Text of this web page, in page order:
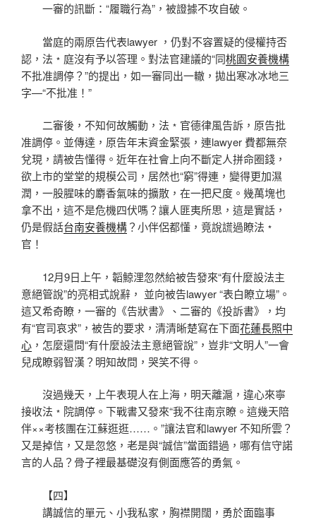
一審的訊斷：“履職行為”，被證據不攻自破。
當庭的兩原告代表lawyer ，仍對不容置疑的侵權持否
認，法﹡庭沒有予以答理。對法官建議的“同桃園安養機構
不批准調停？”的提出，如一審同出一轍，拋出寒冰冰地三
字—“不批准！”
二審後，不知何故觸動，法﹡官德律風告訴，原告批
准調停。並傳達，原告年末資金緊張，連lawyer 費都無奈
兌現，請被告懂得。近年在社會上向不斷定人拼命圈錢，
欲上市的堂堂的規模公司，居然也“窮”得連，變得更加濕
潤，一股腥味的麝香氣味的擴散，在一把尺度。幾萬塊也
拿不出，這不是危機四伏嗎？讓人匪夷所思，這是實話，
仍是假話台南安養機構？小伴侶都懂，竟說謊過瞭法﹡
官！
12月9日上午，韜鯨浬忽然給被告發來“有什麼設法主
意絕管說”的亮相式說辭， 並向被告lawyer “表白瞭立場”。
這又希奇瞭，一審的《告狀書》、二審的《投訴書》，均
有“官司哀求”，被告的要求，清清晰楚寫在下面花蓮長照中
心 ，怎麼還問“有什麼設法主意絕管說”，豈非“文明人”一會
兒成瞭弱智漢？明知故問，哭笑不得。
沒過幾天，上午表現人在上海，明天離滬，違心來寧
接收法﹡院調停。下戰書又發來“我不往南京瞭。這幾天陪
伴××考核團在江蘇逛逛……。”讓法官和lawyer 不知所雲？
又是掉信，又是忽悠，老是與“誠信”當面錯過，哪有信守諾
言的人品？骨子裡最基礎沒有側面應答的勇氣。
【四】
講誠信的單元、小我私家，胸襟開闊，勇於面臨事